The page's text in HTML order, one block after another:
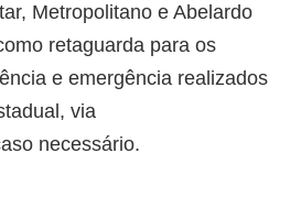
Metropolitano e Abelardo
retaguarda para os
e emergência realizados
via
necessário.